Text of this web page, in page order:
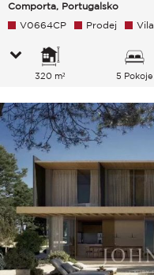
Comporta, Portugalsko
V0664CP Prodej Vila
320 m² 5 Pokoje